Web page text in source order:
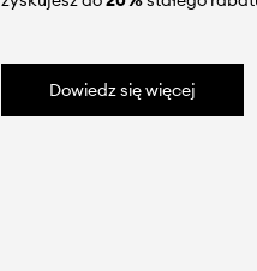
Dowiedz się więcej